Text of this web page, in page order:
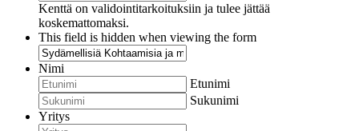
Kenttä on validointitarkoituksiin ja tulee jättää
koskemattomaksi.
This field is hidden when viewing the form
Nimi
Etunimi
Sukunimi
Yritys